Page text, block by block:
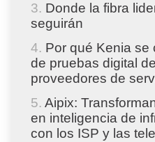
Donde la fibra
seguirán
Por qué Kenia se
de pruebas digital
proveedores de
Aipix:
en inteligencia de
con los ISP y las